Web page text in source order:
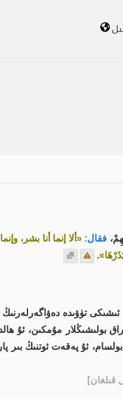
فقال: «ألا إنما أنا بشر،
.
تۈۋىدە دەۋاگەرلەرنىڭ
بولىشىڭلار مۇمكىن، ئۇ
ئۇ پەقەت ئوتنىڭ بىر
قىلغان]